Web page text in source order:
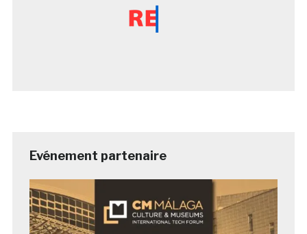
Evénement partenaire